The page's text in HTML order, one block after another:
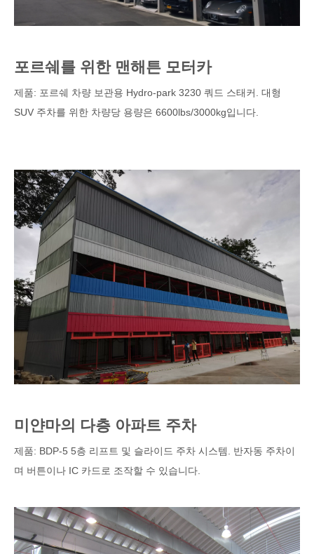
포르쉐를 위한 맨해튼 모터카
제품: 포르쉐 차량 보관용 Hydro-park 3230 쿼드 스태커. 대형
SUV 주차를 위한 차량당 용량은 6600lbs/3000kg입니다.
미얀마의 다층 아파트 주차
제품: BDP-5 5층 리프트 및 슬라이드 주차 시스템. 반자동 주차이
며 버튼이나 IC 카드로 조작할 수 있습니다.